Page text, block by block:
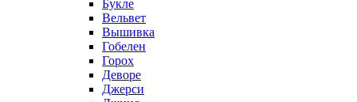
Букле
Вельвет
Вышивка
Гобелен
Горох
Деворе
Джерси